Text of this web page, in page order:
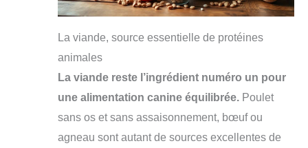
La viande, source essentielle de protéines
animales
La viande reste l’ingrédient numéro un pour
une alimentation canine équilibrée. Poulet
sans os et sans assaisonnement, bœuf ou
agneau sont autant de sources excellentes de